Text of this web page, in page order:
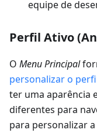
equipe de
Perfil Ativo
O Menu Principal
personalizar o
ter uma aparência
diferentes para
para personalizar